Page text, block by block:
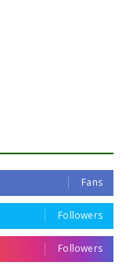
Fans
Followers
Followers